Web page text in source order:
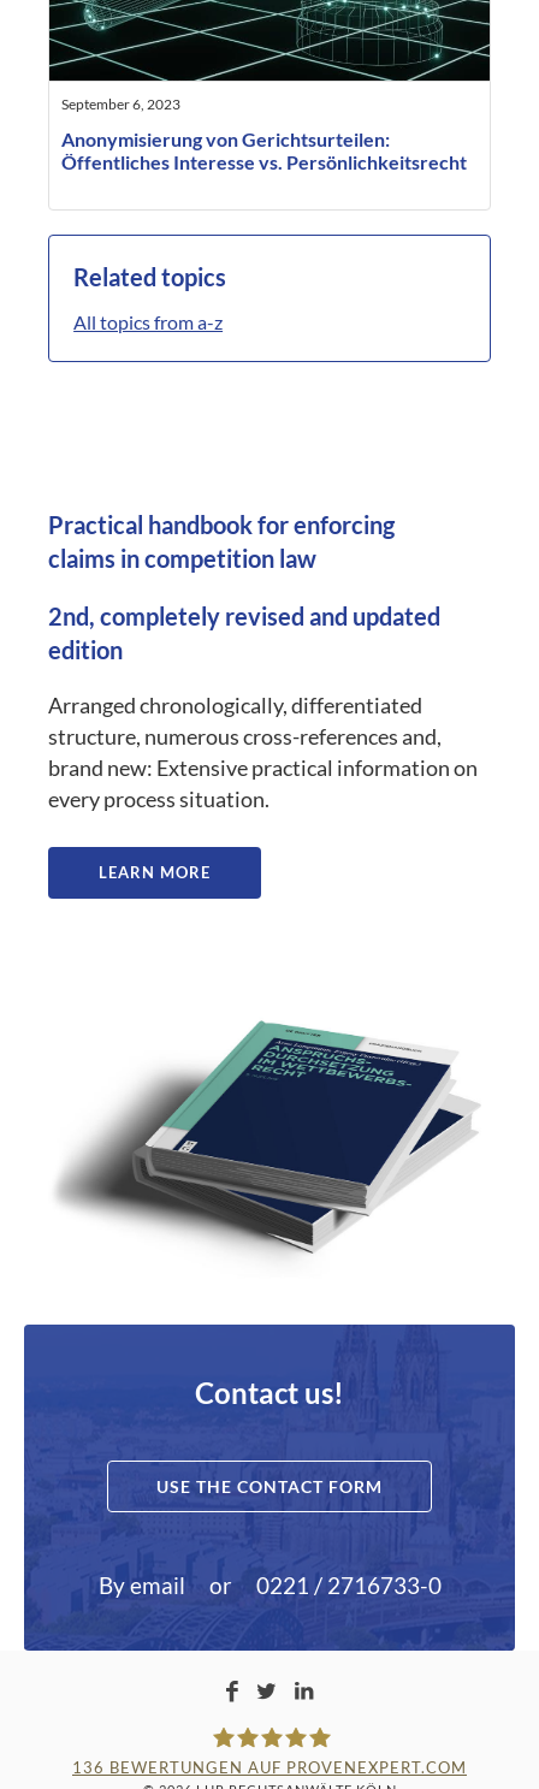
September 6, 2023
Anonymisierung von Gerichtsurteilen:
Öffentliches Interesse vs. Persönlichkeitsrecht
Related topics
All topics from a-z
Practical handbook for enforcing
claims in competition law
2nd, completely revised and updated
edition
Arranged chronologically, differentiated
structure, numerous cross-references and,
brand new: Extensive practical information on
every process situation.
LEARN MORE
Contact us!
USE THE CONTACT FORM
By email or 0221 / 2716733-0
136 BEWERTUNGEN AUF PROVENEXPERT.COM